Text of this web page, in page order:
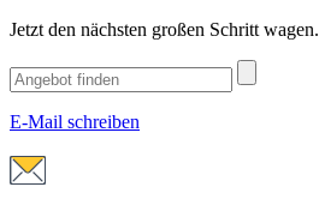
Jetzt den nächsten großen Schritt wagen.
E-Mail schreiben